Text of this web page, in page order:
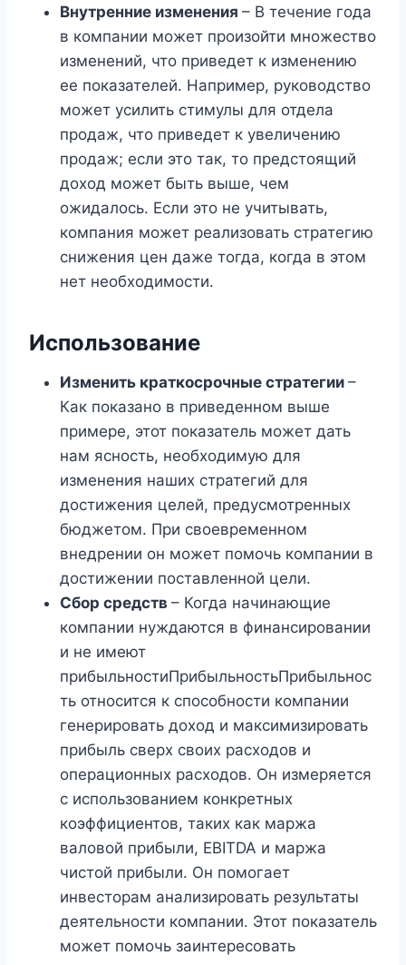
Внутренние изменения – В течение года
в компании может произойти множество
изменений, что приведет к изменению
ее показателей. Например, руководство
может усилить стимулы для отдела
продаж, что приведет к увеличению
продаж; если это так, то предстоящий
доход может быть выше, чем
ожидалось. Если это не учитывать,
компания может реализовать стратегию
снижения цен даже тогда, когда в этом
нет необходимости.
Использование
Изменить краткосрочные стратегии –
Как показано в приведенном выше
примере, этот показатель может дать
нам ясность, необходимую для
изменения наших стратегий для
достижения целей, предусмотренных
бюджетом. При своевременном
внедрении он может помочь компании в
достижении поставленной цели.
Сбор средств – Когда начинающие
компании нуждаются в финансировании
и не имеют
прибыльностиПрибыльностьПрибыльнос
ть относится к способности компании
генерировать доход и максимизировать
прибыль сверх своих расходов и
операционных расходов. Он измеряется
с использованием конкретных
коэффициентов, таких как маржа
валовой прибыли, EBITDA и маржа
чистой прибыли. Он помогает
инвесторам анализировать результаты
деятельности компании. Этот показатель
может помочь заинтересовать